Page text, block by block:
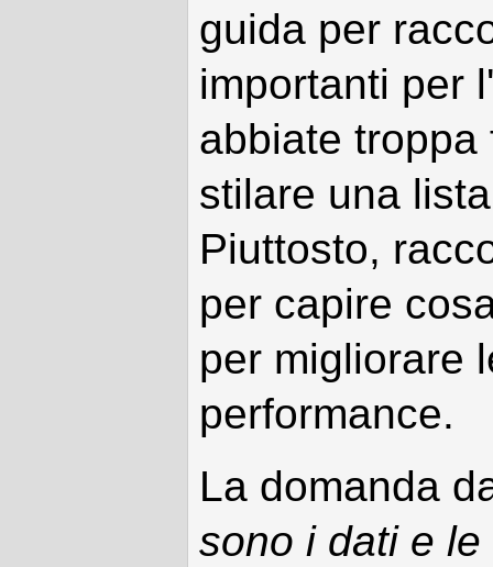
guida per
importanti per
abbiate
stilare una
Piuttosto,
per capire
per migliorare
performance.
La domanda
sono i dati e